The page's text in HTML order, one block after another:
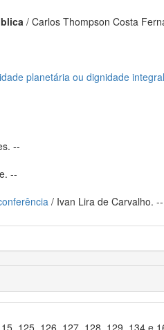
/ Carlos Thompson Costa
planetária ou dignidade integral
--
--
/ Ivan Lira de Carvalho. --
125, 126, 127, 128, 129, 134 e